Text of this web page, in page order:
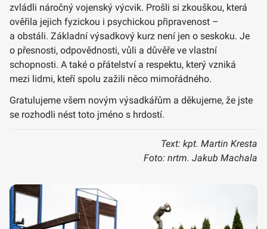
zvládli náročný vojenský výcvik. Prošli si zkouškou, která
ověřila jejich fyzickou i psychickou připravenost –
a obstáli. Základní výsadkový kurz není jen o seskoku. Je
o přesnosti, odpovědnosti, vůli a důvěře ve vlastní
schopnosti. A také o přátelství a respektu, který vzniká
mezi lidmi, kteří spolu zažili něco mimořádného.
Gratulujeme všem novým výsadkářům a děkujeme, že jste
se rozhodli nést toto jméno s hrdostí.
Text: kpt. Martin Kresta
Foto: nrtm. Jakub Machala